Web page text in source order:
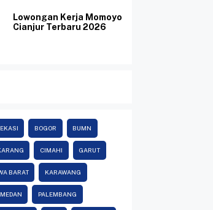
Lowongan Kerja Momoyo
Cianjur Terbaru 2026
BOGOR BUMN
CIMAHI GARUT
BARAT KARAWANG
MEDAN PALEMBANG